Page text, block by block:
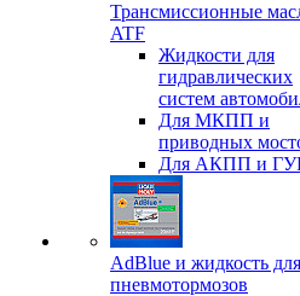
Трансмиссионные
ATF
Жидкости для
гидравлических
систем
Для МКПП и
приводных
Для АКПП и
AdBlue и жидкость для
пневмотормозов